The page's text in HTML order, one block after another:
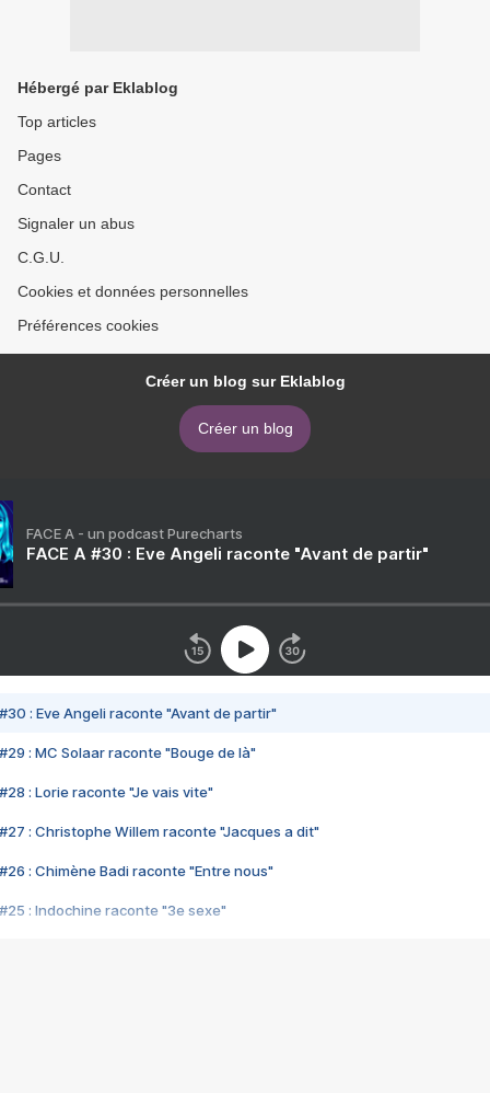
Hébergé par Eklablog
Top articles
Pages
Contact
Signaler un abus
C.G.U.
Cookies et données personnelles
Préférences cookies
Créer un blog sur Eklablog
Créer un blog
FACE A - un podcast Purecharts
FACE A #30 : Eve Angeli raconte "Avant de partir"
#30 : Eve Angeli raconte "Avant de partir"
#29 : MC Solaar raconte "Bouge de là"
#28 : Lorie raconte "Je vais vite"
#27 : Christophe Willem raconte "Jacques a dit"
#26 : Chimène Badi raconte "Entre nous"
#25 : Indochine raconte "3e sexe"